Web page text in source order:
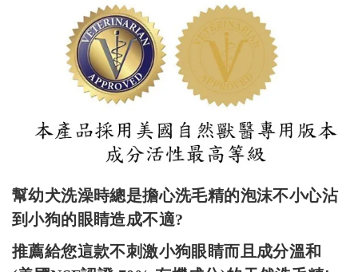
幫幼犬洗澡時總是擔心洗毛精的泡沫不小心沾
到小狗的眼睛造成不適?
推薦給您這款不刺激小狗眼睛而且成分溫和